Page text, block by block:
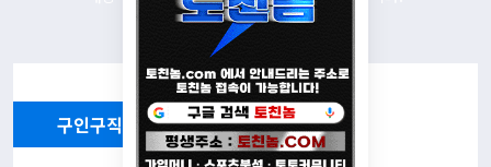
구인구직 게시판 이용 안내